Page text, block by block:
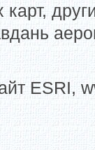
карт,
ESRI,